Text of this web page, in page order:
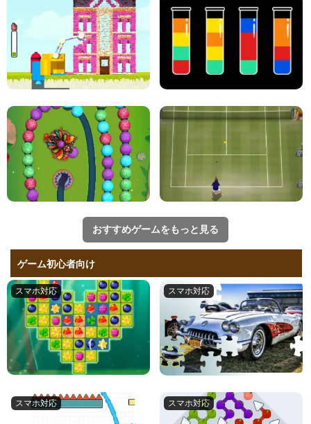
おすすめゲームをもっと見る
ゲーム初心者向け